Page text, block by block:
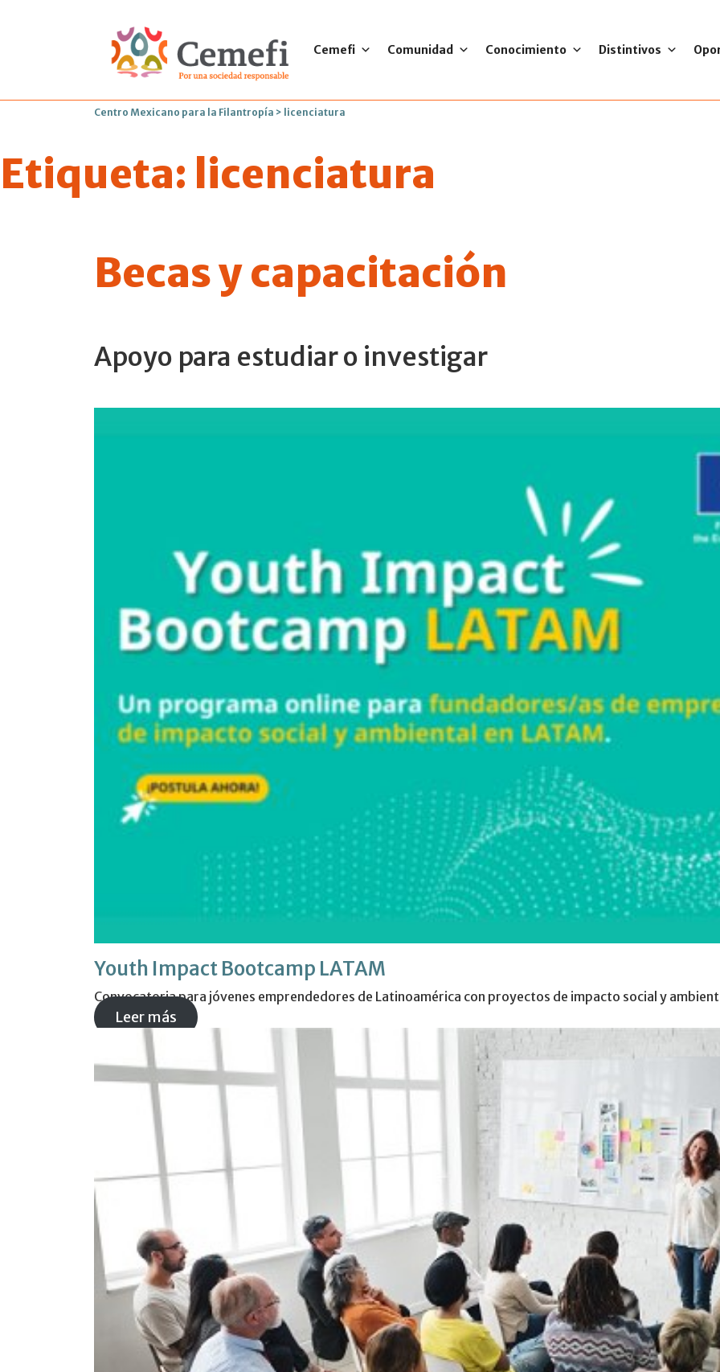
Cemefi Comunidad Conocimiento Distintivos
Centro Mexicano para la Filantropía > licenciatura
Etiqueta: licenciatura
Becas y capacitación
Apoyo para estudiar o investigar
Youth Impact Bootcamp LATAM
Convocatoria para jóvenes emprendedores de Latinoamérica con proyectos de impacto social y
Leer más